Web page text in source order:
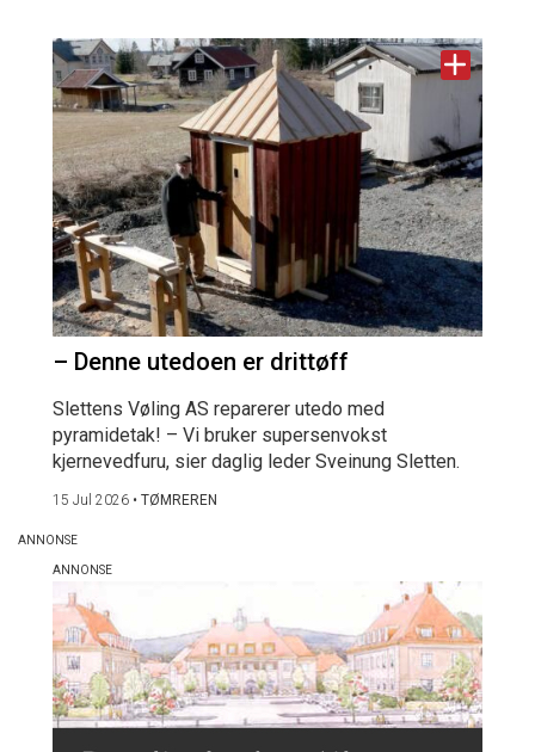
– Denne utedoen er drittøff
Slettens Vøling AS reparerer utedo med
pyramidetak! – Vi bruker supersenvokst
kjernevedfuru, sier daglig leder Sveinung Sletten.
15 Jul 2026 • TØMREREN